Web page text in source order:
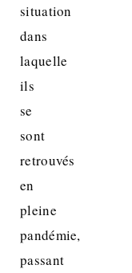
situation
dans
laquelle
ils
se
sont
retrouvés
en
pleine
pandémie,
passant